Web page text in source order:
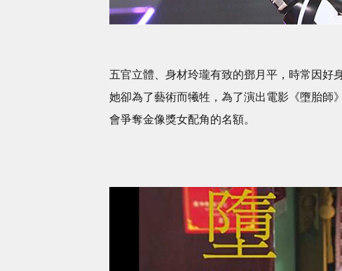
五官立體、身材玲瓏有致的鄧月平，時常因好
她卻為了藝術而犧牲，為了演出電影《墮胎師
會爭奪金像獎女配角的名額。